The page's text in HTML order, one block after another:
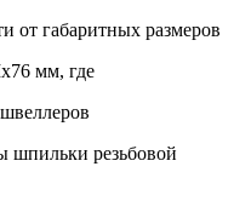
от габаритных размеров
мм, где
шпильки резьбовой